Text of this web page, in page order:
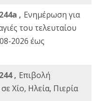
, Ενημέρωση για
του τελευταίου
2026 έως
, Επιβολή
Χίο, Ηλεία, Πιερία